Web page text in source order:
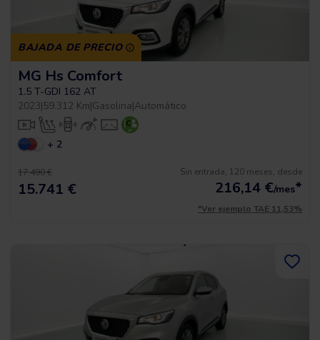
BAJADA DE PRECIO
MG Hs Comfort
1.5 T-GDI 162 AT
2023|59.312 Km|Gasolina|Automático
+ 2
17.490 €
15.741 €
Sin entrada, 120 meses, desde
216,14 €/mes*
*Ver ejemplo TAE 11,53%